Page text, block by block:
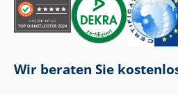
Wir beraten Sie